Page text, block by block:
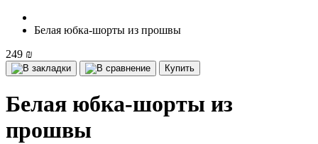
Белая юбка-шорты из прошвы
249 ₪
Купить
Белая юбка-шорты из
прошвы